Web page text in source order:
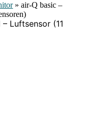
»air-Q basic –
Luftsensor (11